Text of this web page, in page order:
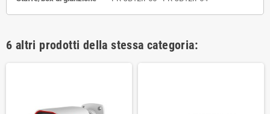
6 altri prodotti della stessa categoria: